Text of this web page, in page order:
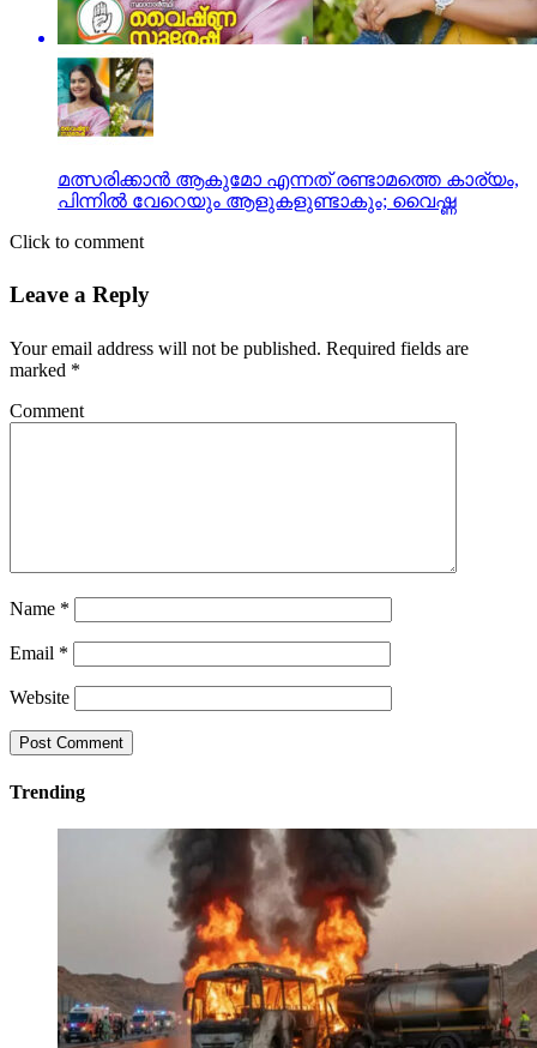
മത്സരിക്കാന്‍ ആകുമോ എന്നത് രണ്ടാമത്തെ കാര്യം,
പിന്നില്‍ വേറെയും ആളുകളുണ്ടാകും; വൈഷ്ണ
Click to comment
Leave a Reply
Your email address will not be published. Required fields are
marked *
Comment
Name *
Email *
Website
Trending